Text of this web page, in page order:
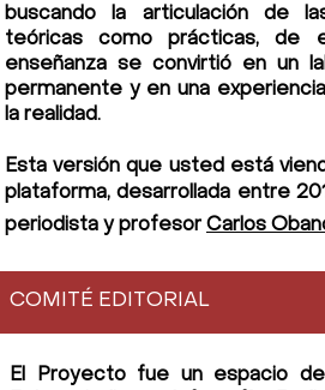
buscando la articulación de
teóricas como prácticas, de
enseñanza se convirtió en un
permanente y en una
la realidad.
Esta versión que usted está
plataforma, desarrollada entre
periodista y profesor Carlos
COMITÉ EDITORIAL
El Proyecto fue un espacio